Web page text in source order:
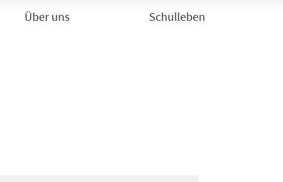
Über uns Schulleben